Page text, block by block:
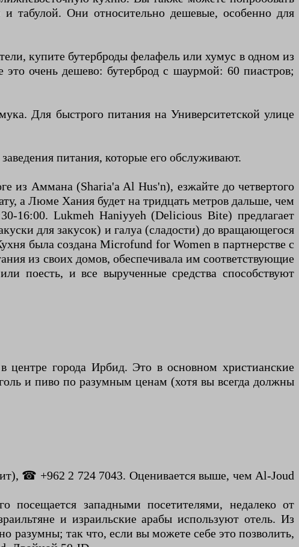
Они относительно дешевые, особенно для
купите бутерброды фелафель или хумус в одном из
очень дешево: бутерброд с шаурмой: 60 пиастров;
Для быстрого питания на Университетской улице
питания, которые его обслуживают.
из Аммана (Sharia'a Al Hus'n), езжайте до четвертого
а Люме Хания будет на тридцать метров дальше, чем
16:00. Lukmeh Haniyyeh (Delicious Bite) предлагает
для закусок) и галуа (сладости) до вращающегося
была создана Microfund for Women в партнерстве с
из своих домов, обеспечивала им соответствующие
поесть, и все вырученные средства способствуют
города Ирбид. Это в основном христианские
и пиво по разумным ценам (хотя вы всегда должны
☎ +962 2 724 7043. Оценивается выше, чем Al-Joud
западными посетителями, недалеко от
и израильские арабы используют отель. Из
разумны; так что, если вы можете себе это позволить,